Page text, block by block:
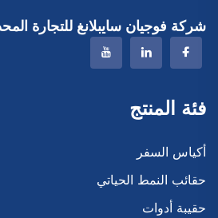
شركة فوجيان سايبلانغ للتجارة
فئة المنتج
أكياس السفر
حقائب النمط الحياتي
حقيبة أدوات